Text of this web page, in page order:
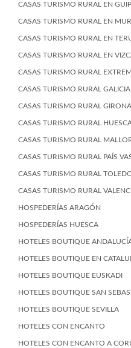
CASAS TURISMO RURAL EN
CASAS TURISMO RURAL EN
CASAS TURISMO RURAL EN
CASAS TURISMO RURAL EN
CASAS TURISMO RURAL
CASAS TURISMO RURAL GALICIA
CASAS TURISMO RURAL GIRONA
CASAS TURISMO RURAL
CASAS TURISMO RURAL
CASAS TURISMO RURAL PAÍS
CASAS TURISMO RURAL
CASAS TURISMO RURAL
HOSPEDERÍAS ARAGÓN
HOSPEDERÍAS HUESCA
HOTELES BOUTIQUE
HOTELES BOUTIQUE EN
HOTELES BOUTIQUE EUSKADI
HOTELES BOUTIQUE SAN
HOTELES BOUTIQUE SEVILLA
HOTELES CON ENCANTO
HOTELES CON ENCANTO A